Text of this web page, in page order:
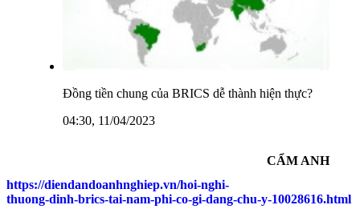
Đồng tiền chung của BRICS dễ thành hiện thực?
04:30, 11/04/2023
CẨM ANH
https://diendandoanhnghiep.vn/hoi-nghi-
thuong-dinh-brics-tai-nam-phi-co-gi-dang-chu-y-10028616.html